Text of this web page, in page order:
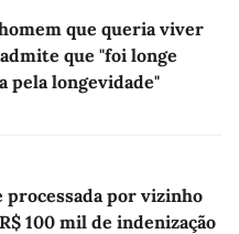
que queria viver
que "foi longe
pela longevidade"
processada por vizinho
100 mil de indenização